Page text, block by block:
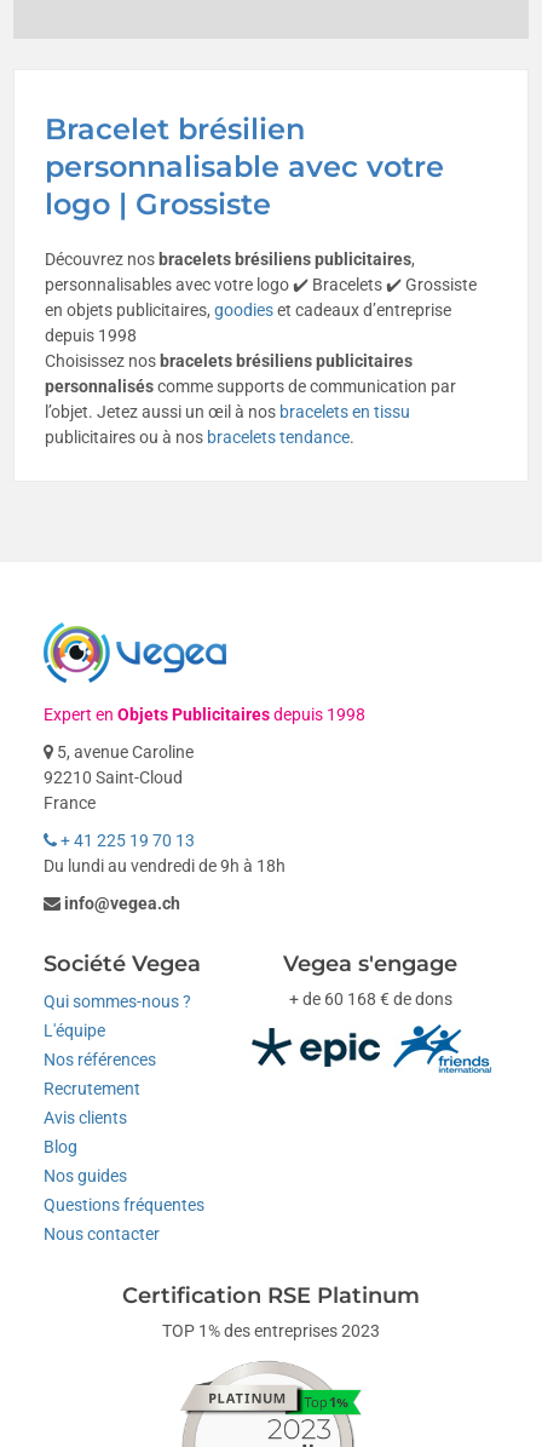
Bracelet brésilien
personnalisable avec votre
logo | Grossiste
Découvrez nos bracelets brésiliens publicitaires,
personnalisables avec votre logo ✔️ Bracelets ✔️ Grossiste
en objets publicitaires,goodieset cadeaux d’entreprise
depuis 1998
Choisissez nos bracelets brésiliens publicitaires
personnaliséscomme supports de communication par
l’objet. Jetez aussi un œil à nos bracelets en tissu
publicitaires ou à nos bracelets tendance.
Expert enObjets Publicitairesdepuis 1998
5, avenue Caroline
92210 Saint-Cloud
France
+ 41 225 19 70 13
Du lundi au vendredi de 9h à 18h
info@vegea.ch
Société Vegea
Qui sommes-nous ?
L'équipe
Nos références
Recrutement
Avis clients
Blog
Nos guides
Questions fréquentes
Nous contacter
Vegea s'engage
+ de 60 168 € de dons
Certification RSE Platinum
TOP 1% des entreprises 2023